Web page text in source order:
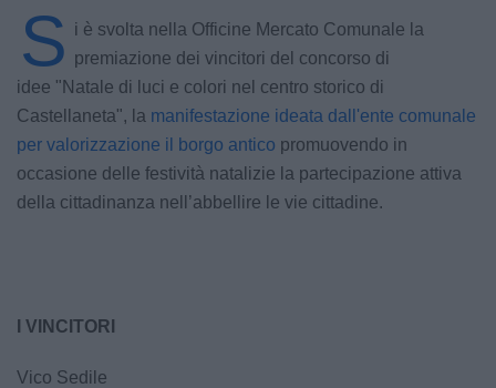
S i è svolta nella Officine Mercato Comunale la
premiazione dei vincitori del concorso di
idee "Natale di luci e colori nel centro storico di
Castellaneta", la manifestazione ideata dall'ente comunale
per valorizzazione il borgo antico promuovendo in
occasione delle festività natalizie la partecipazione attiva
della cittadinanza nell’abbellire le vie cittadine.
I VINCITORI
Vico Sedile